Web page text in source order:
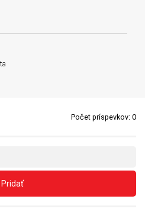
Počet príspevkov: 0
Pridať